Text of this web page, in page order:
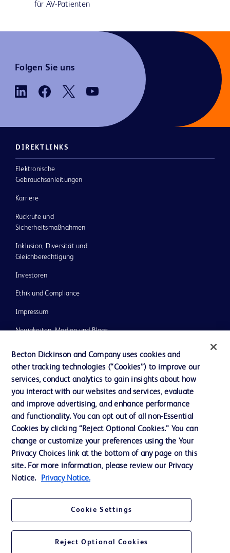
für AV-Patienten
Folgen Sie uns
DIREKTLINKS
Elektronische
Gebrauchsanleitungen
Karriere
Rückrufe und
Sicherheitsmaßnahmen
Inklusion, Diversität und
Gleichberechtigung
Investoren
Ethik und Compliance
Impressum
Neuigkeiten, Medien und Blogs
Unser Unternehmen
AGB
Kontaktieren Sie uns
Cookie-Einstellungen
Datenschutz
Nutzungsbedingungen
© 2026 BD. Alle Rechte vorbehalten. BD und das BD-Logo sind Marken von
Becton Dickinson and Company uses cookies and
other tracking technologies (“Cookies”) to improve our
services, conduct analytics to gain insights about how
you interact with our websites and services, evaluate
and improve advertising, and enhance performance
and functionality. You can opt out of all non-Essential
Cookies by clicking “Reject Optional Cookies.” You can
change or customize your preferences using the Your
Privacy Choices link at the bottom of any page on this
site. For more information, please review our Privacy
Notice.
Privacy Notice.
Cookie Settings
Reject Optional Cookies